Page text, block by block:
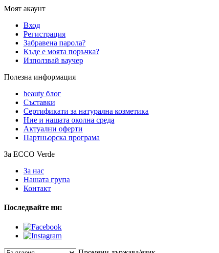
Моят акаунт
Вход
Регистрация
Забравена парола?
Къде е моята поръчка?
Използвай ваучер
Полезна информация
beauty блог
Съставки
Сертификати за натурална козметика
Ние и нашата околна среда
Актуални оферти
Партньорска програма
За ECCO Verde
За нас
Нашата група
Контакт
Последвайте ни: